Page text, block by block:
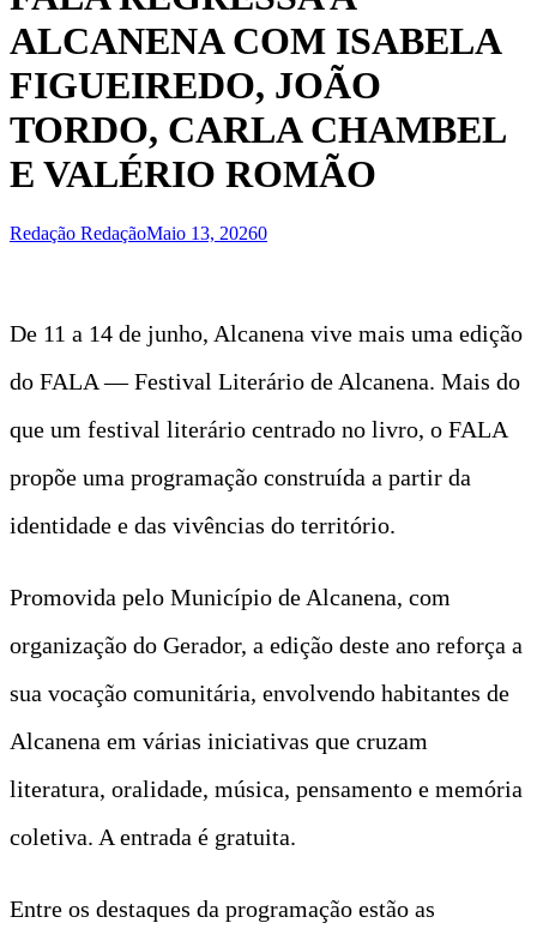
ALCANENA COM ISABELA
FIGUEIREDO, JOÃO
TORDO, CARLA CHAMBEL
E VALÉRIO ROMÃO
Redação RedaçãoMaio 13, 20260
De 11 a 14 de junho, Alcanena vive mais uma edição
do FALA — Festival Literário de Alcanena. Mais do
que um festival literário centrado no livro, o FALA
propõe uma programação construída a partir da
identidade e das vivências do território.
Promovida pelo Município de Alcanena, com
organização do Gerador, a edição deste ano reforça a
sua vocação comunitária, envolvendo habitantes de
Alcanena em várias iniciativas que cruzam
literatura, oralidade, música, pensamento e memória
coletiva. A entrada é gratuita.
Entre os destaques da programação estão as